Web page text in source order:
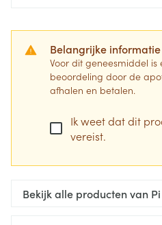
Belangrijke informatie
Voor dit geneesmiddel is
beoordeling door de
afhalen en betalen.
Ik weet dat dit
vereist.
Bekijk alle producten van